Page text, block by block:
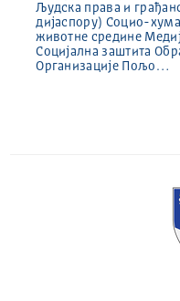
Људска права и
дијаспору) Социо-
животне средине
Социјална заштита
Организације Пољо…